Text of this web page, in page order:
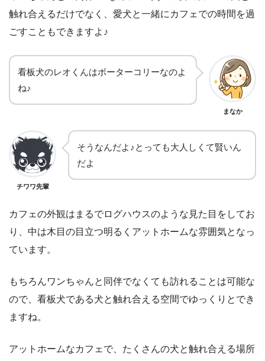
触れ合えるだけでなく、愛犬と一緒にカフェでの時間を過
ごすこともできますよ♪
看板犬のレオくんはボーターコリーなのよ
ね♪
まなか
チワワ先輩
そうなんだよ♪とっても大人しくて賢いん
だよ
カフェの外観はまるでログハウスのような見た目をしてお
り、中は木目の目立つ明るくアットホームな雰囲気となっ
ています。
もちろんワンちゃんと同伴でなくても訪れることは可能な
ので、看板犬である犬と触れ合える空間でゆっくりとでき
ますね。
アットホームなカフェで、たくさんの犬と触れ合える場所